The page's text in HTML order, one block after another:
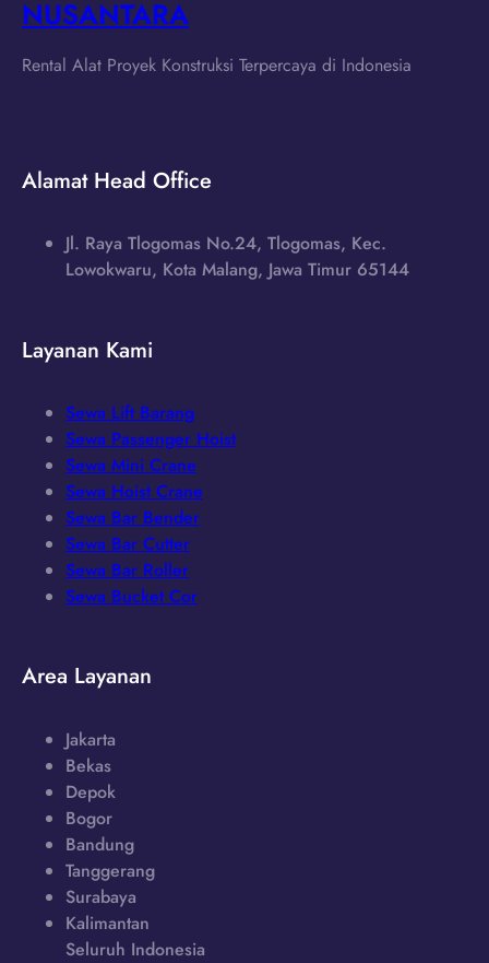
NUSANTARA
Rental Alat Proyek Konstruksi Terpercaya di Indonesia
Alamat Head Office
Jl. Raya Tlogomas No.24, Tlogomas, Kec.
Lowokwaru, Kota Malang, Jawa Timur 65144
Layanan Kami
Sewa Lift Barang
Sewa Passenger Hoist
Sewa Mini Crane
Sewa Hoist Crane
Sewa Bar Bender
Sewa Bar Cutter
Sewa Bar Roller
Sewa Bucket Cor
Area Layanan
Jakarta
Bekas
Depok
Bogor
Bandung
Tanggerang
Surabaya
Kalimantan
Seluruh Indonesia